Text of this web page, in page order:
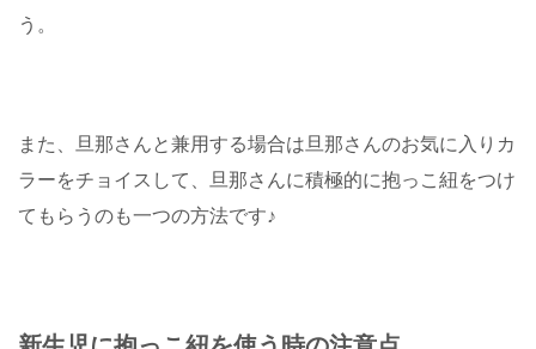
う。
また、旦那さんと兼用する場合は旦那さんのお気に入りカ
ラーをチョイスして、旦那さんに積極的に抱っこ紐をつけ
てもらうのも一つの方法です♪